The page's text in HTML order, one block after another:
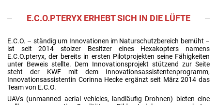
E.C.O.PTERYX ERHEBT SICH IN DIE LÜFTE
E.C.O. – ständig um Innovationen im Naturschutzbereich bemüht –
ist seit 2014 stolzer Besitzer eines Hexakopters namens
E.C.O.pteryx, der bereits in ersten Pilotprojekten seine Fähigkeiten
unter Beweis stellte. Dem Innovationsprojekt stützend zur Seite
steht der KWF mit dem Innovationsassistentenprogramm,
Innovationsassistentin Corinna Hecke ergänzt seit März 2014 das
Team von E.C.O.
UAVs (unmanned aerial vehicles, landläufig Drohnen) bieten eine